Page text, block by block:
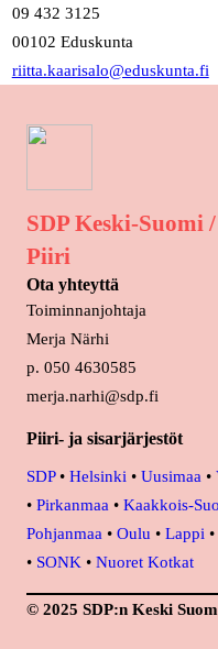
09 432 3125
00102 Eduskunta
riitta.kaarisalo@eduskunta.fi
SDP Keski-Suomi
Piiri
Ota yhteyttä
Toiminnanjohtaja
Merja Närhi
p. 050 4630585
merja.narhi@sdp.fi
Piiri- ja sisarjärjestöt
SDP• Helsinki • Uusimaa •
• Pirkanmaa • Kaakkois-
Pohjanmaa • Oulu • Lappi •
• SONK • Nuoret Kotkat
© 2025 SDP:n Keski